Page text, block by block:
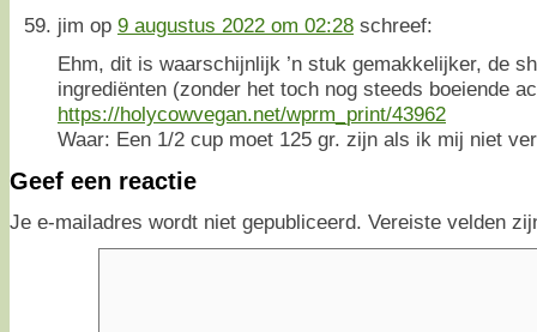
jim op 9 augustus 2022 om 02:28 schreef:
Ehm, dit is waarschijnlijk ’n stuk gemakkelijker, de
ingrediënten (zonder het toch nog steeds boeiende
https://holycowvegan.net/wprm_print/43962
Waar: Een 1/2 cup moet 125 gr. zijn als ik mij niet
Geef een reactie
Je e-mailadres wordt niet gepubliceerd. Vereiste velden